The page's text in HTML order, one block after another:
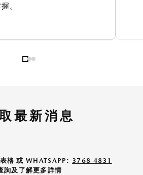
。
最新消息
格 或 WHATSAPP: 3768 4831
詢及了解更多詳情